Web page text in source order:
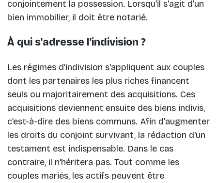
conjointement la possession. Lorsqu'il s'agit d'un
bien immobilier, il doit être notarié.
À qui s'adresse l'indivision ?
Les régimes d’indivision s'appliquent aux couples
dont les partenaires les plus riches financent
seuls ou majoritairement des acquisitions. Ces
acquisitions deviennent ensuite des biens indivis,
c’est-à-dire des biens communs. Afin d'augmenter
les droits du conjoint survivant, la rédaction d'un
testament est indispensable. Dans le cas
contraire, il n'héritera pas. Tout comme les
couples mariés, les actifs peuvent être